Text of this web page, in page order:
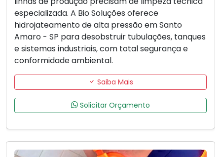
especializada. A Bio Soluções oferece
hidrojateamento de alta pressão em Santo
Amaro - SP para desobstruir tubulações, tanques
e sistemas industriais, com total segurança e
conformidade ambiental.
Saiba Mais
Solicitar Orçamento